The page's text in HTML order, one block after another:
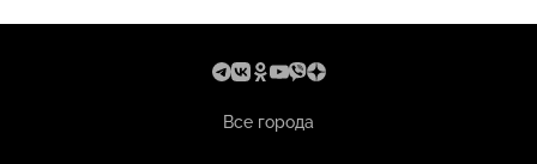
Все города